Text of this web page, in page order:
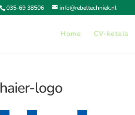
035-69 38506 info@rebeltechniek.nl
Home CV-ketels
haier-logo